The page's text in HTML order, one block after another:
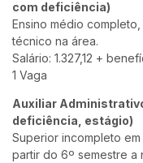
com deficiência)
Ensino médio
técnico na área.
Salário: 1.327,12 +
1 Vaga
Auxiliar
deficiência, estágio)
Superior incompleto
partir do 6º semestre a